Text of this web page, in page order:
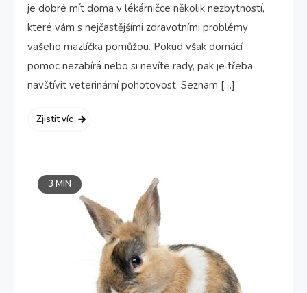
je dobré mít doma v lékárničce několik nezbytností,
které vám s nejčastějšími zdravotními problémy
vašeho mazlíčka pomůžou. Pokud však domácí
pomoc nezabírá nebo si nevíte rady, pak je třeba
navštívit veterinární pohotovost. Seznam […]
Zjistit víc
3 MIN